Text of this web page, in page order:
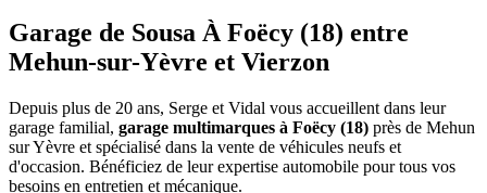
Garage de Sousa À Foëcy (18) entre
Mehun-sur-Yèvre et Vierzon
Depuis plus de 20 ans, Serge et Vidal vous accueillent dans leur
garage familial, garage multimarques à Foëcy (18) près de Mehun
sur Yèvre et spécialisé dans la vente de véhicules neufs et
d'occasion. Bénéficiez de leur expertise automobile pour tous vos
besoins en entretien et mécanique.